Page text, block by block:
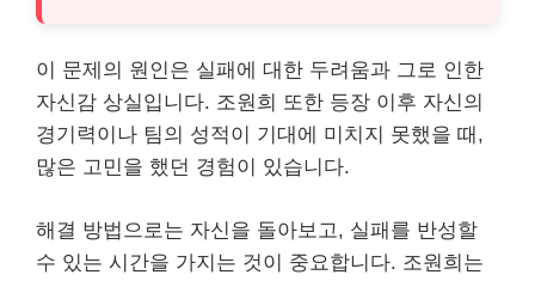
이 문제의 원인은 실패에 대한 두려움과 그로 인한
자신감 상실입니다. 조원희 또한 등장 이후 자신의
경기력이나 팀의 성적이 기대에 미치지 못했을 때,
많은 고민을 했던 경험이 있습니다.
해결 방법으로는 자신을 돌아보고, 실패를 반성할
수 있는 시간을 가지는 것이 중요합니다. 조원희는